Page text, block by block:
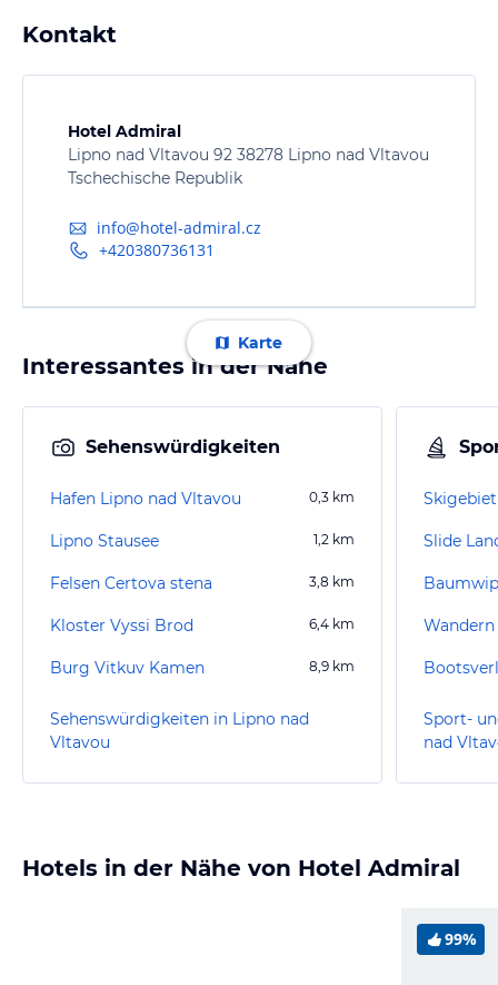
Kontakt
Hotel Admiral
Lipno nad Vltavou 92 38278 Lipno nad Vltavou
Tschechische Republik
info@hotel-admiral.cz
+420380736131
Karte
Interessantes in der Nähe
Sehenswürdigkeiten
Hafen Lipno nad Vltavou 0,3 km
Lipno Stausee 1,2 km
Felsen Certova stena 3,8 km
Kloster Vyssi Brod 6,4 km
Burg Vitkuv Kamen 8,9 km
Sehenswürdigkeiten in Lipno nad
Vltavou
Slide
Sport-
nad
Hotels in der Nähe von Hotel Admiral
99%